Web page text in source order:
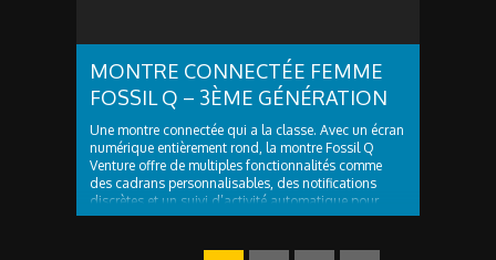
MONTRE CONNECTÉE FEMME
FOSSIL Q – 3ÈME GÉNÉRATION
Une montre connectée qui a la classe. Avec un écran
numérique entièrement rond, la montre Fossil Q
Venture offre de multiples fonctionnalités comme
des cadrans personnalisables, des notifications
discrètes et un suivi d’activité automatique pour
vous faciliter la vie, avec une touche d’élégance en